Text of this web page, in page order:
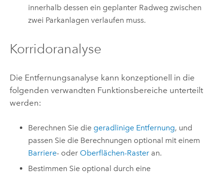
innerhalb dessen ein geplanter Radweg zwischen
zwei Parkanlagen verlaufen muss.
Korridoranalyse
Die Entfernungsanalyse kann konzeptionell in die
folgenden verwandten Funktionsbereiche unterteilt
werden:
Berechnen Sie die geradlinige Entfernung, und
passen Sie die Berechnungen optional mit einem
Barriere- oder Oberflächen-Raster an.
Bestimmen Sie optional durch eine